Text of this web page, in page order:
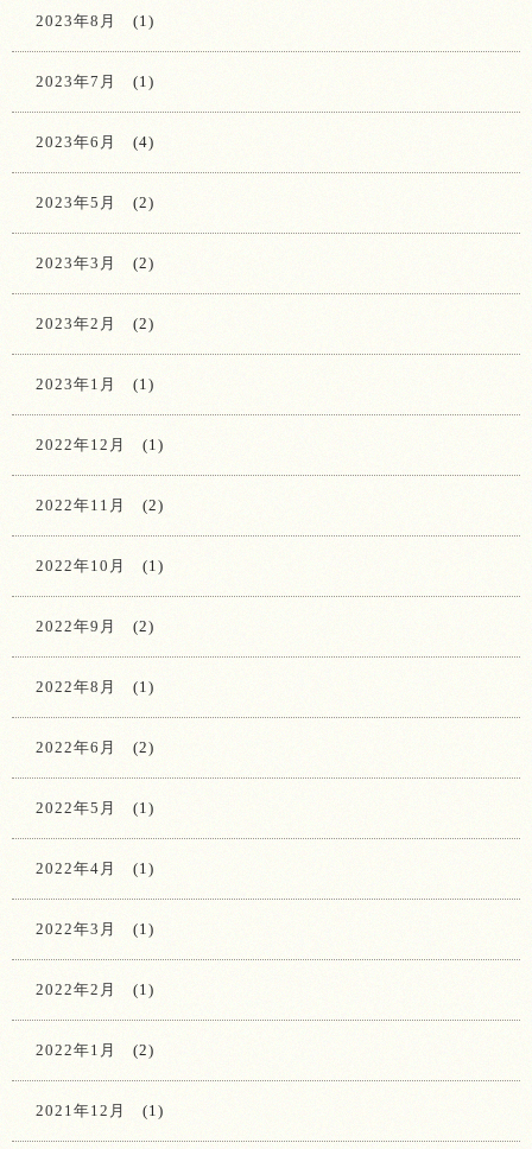
2023年8月 (1)
2023年7月 (1)
2023年6月 (4)
2023年5月 (2)
2023年3月 (2)
2023年2月 (2)
2023年1月 (1)
2022年12月 (1)
2022年11月 (2)
2022年10月 (1)
2022年9月 (2)
2022年8月 (1)
2022年6月 (2)
2022年5月 (1)
2022年4月 (1)
2022年3月 (1)
2022年2月 (1)
2022年1月 (2)
2021年12月 (1)